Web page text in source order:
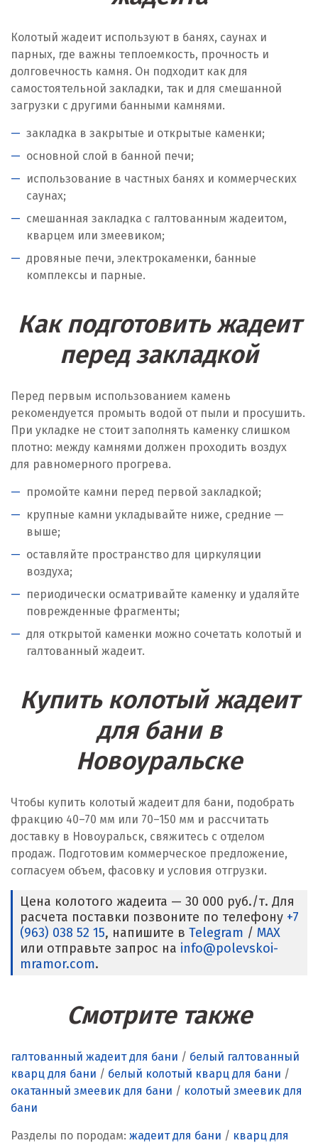
Колотый жадеит используют в банях, саунах и
парных, где важны теплоемкость, прочность и
долговечность камня. Он подходит как для
самостоятельной закладки, так и для смешанной
загрузки с другими банными камнями.
закладка в закрытые и открытые каменки;
основной слой в банной печи;
использование в частных банях и коммерческих
саунах;
смешанная закладка с галтованным жадеитом,
кварцем или змеевиком;
дровяные печи, электрокаменки, банные
комплексы и парные.
Как подготовить жадеит
перед закладкой
Перед первым использованием камень
рекомендуется промыть водой от пыли и просушить.
При укладке не стоит заполнять каменку слишком
плотно: между камнями должен проходить воздух
для равномерного прогрева.
промойте камни перед первой закладкой;
крупные камни укладывайте ниже, средние —
выше;
оставляйте пространство для циркуляции
воздуха;
периодически осматривайте каменку и удаляйте
поврежденные фрагменты;
для открытой каменки можно сочетать колотый и
галтованный жадеит.
Купить колотый жадеит
для бани в
Новоуральске
Чтобы купить колотый жадеит для бани, подобрать
фракцию 40–70 мм или 70–150 мм и рассчитать
доставку в Новоуральск, свяжитесь с отделом
продаж. Подготовим коммерческое предложение,
согласуем объем, фасовку и условия отгрузки.
Цена колотого жадеита — 30 000 руб./т. Для
расчета поставки позвоните по телефону +7
(963) 038 52 15, напишите в Telegram / MAX
или отправьте запрос на info@polevskoi-
mramor.com.
Смотрите также
галтованный жадеит для бани / белый галтованный
кварц для бани / белый колотый кварц для бани /
окатанный змеевик для бани / колотый змеевик для
бани
Разделы по породам: жадеит для бани / кварц для